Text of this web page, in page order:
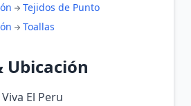
Tejidos de Punto
Toallas
Ubicación
El Peru